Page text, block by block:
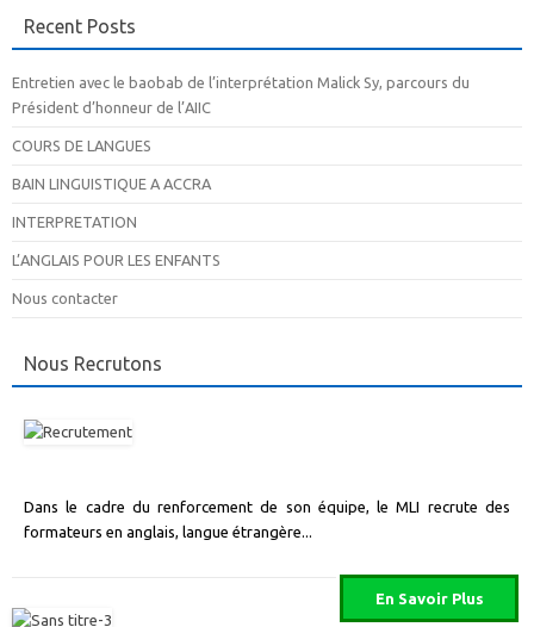
Recent Posts
Entretien avec le baobab de l’interprétation Malick Sy, parcours du
Président d’honneur de l’AIIC
COURS DE LANGUES
BAIN LINGUISTIQUE A ACCRA
INTERPRETATION
L’ANGLAIS POUR LES ENFANTS
Nous contacter
Nous Recrutons
Dans le cadre du renforcement de son équipe, le MLI recrute des
formateurs en anglais, langue étrangère...